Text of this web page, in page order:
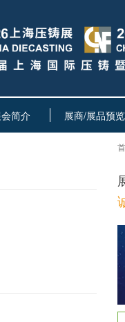
简介 展商/展品预览